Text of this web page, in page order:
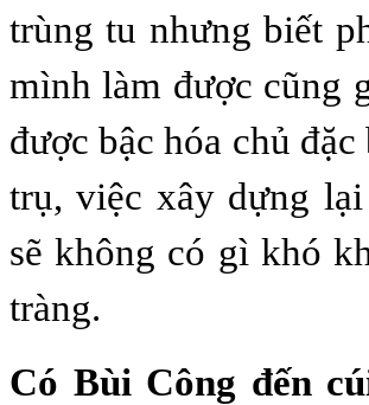
trùng tu nhưng biết
mình làm được cũng
được bậc hóa chủ
trụ, việc xây dựng
sẽ không có gì khó
tràng.
Có Bùi Công đến